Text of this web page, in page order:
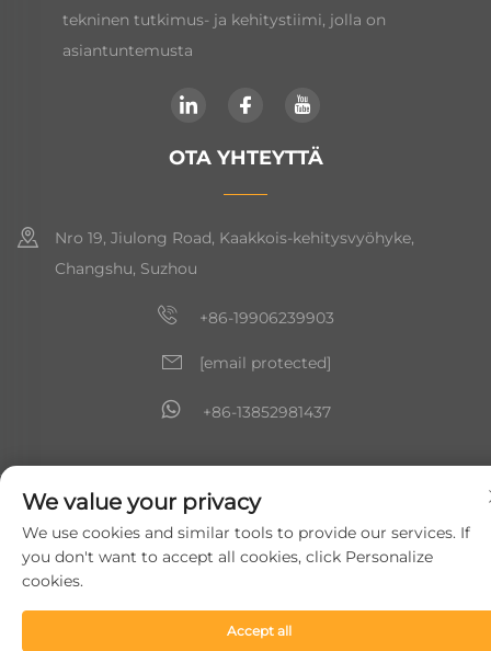
tekninen tutkimus- ja kehitystiimi, jolla on
asiantuntemusta
OTA YHTEYTTÄ
Nro 19, Jiulong Road, Kaakkois-kehitysvyöhyke,
Changshu, Suzhou
+86-19906239903
[email protected]
+86-13852981437
Copyright © 2024 Suzhou Soft Gem Intelligent Equipment Co.,
Ltd. Tietosuojakäytäntö
We value your privacy
We use cookies and similar tools to provide our services. If
you don't want to accept all cookies, click Personalize
cookies.
Accept all